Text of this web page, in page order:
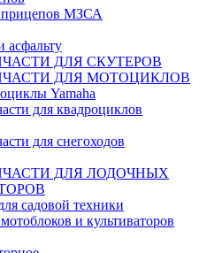
МЗСА
асфальту
ДЛЯ СКУТЕРОВ
ДЛЯ МОТОЦИКЛОВ
Yamaha
для квадроциклов
для снегоходов
ДЛЯ ЛОДОЧНЫХ
садовой техники
и культиваторов